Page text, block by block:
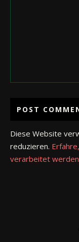
Diese Website
reduzieren.
verarbeitet